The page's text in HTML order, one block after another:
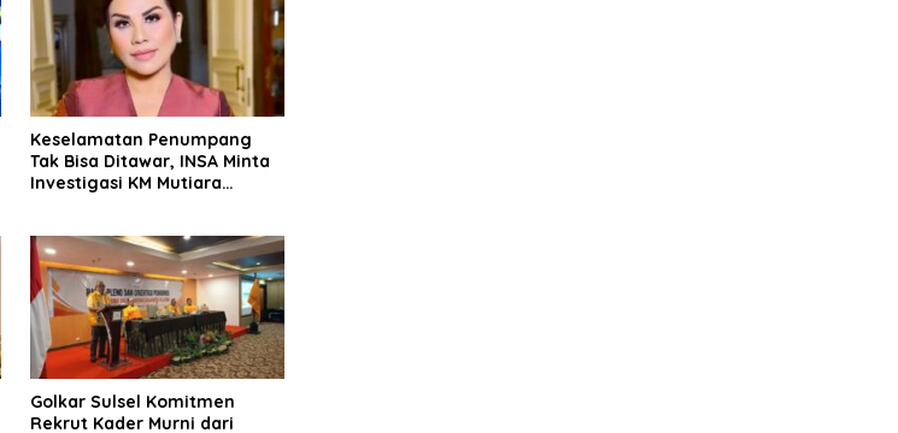
Keselamatan Penumpang
Tak Bisa Ditawar, INSA Minta
Investigasi KM Mutiara
Golkar Sulsel Komitmen
Rekrut Kader Murni dari